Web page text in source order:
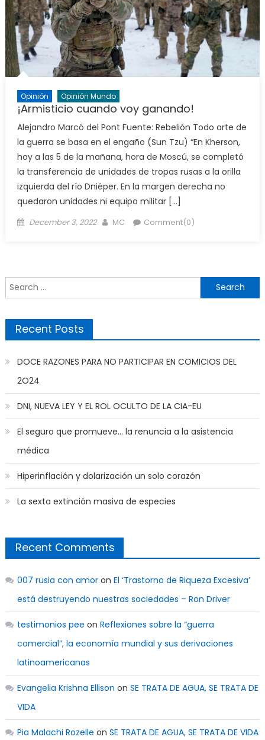
Opinión Opinión Mundo
¡Armisticio cuando voy ganando!
Alejandro Marcó del Pont Fuente: Rebelión Todo arte de
la guerra se basa en el engaño (Sun Tzu) “En Kherson,
hoy a las 5 de la mañana, hora de Moscú, se completó
la transferencia de unidades de tropas rusas a la orilla
izquierda del río Dniéper. En la margen derecha no
quedaron unidades ni equipo militar […]
Posted
December 3, 2022 Author
MC Comment(0)
Search
for:
Recent Posts
DOCE RAZONES PARA NO PARTICIPAR EN COMICIOS DEL
2O24
DNI, NUEVA LEY Y EL ROL OCULTO DE LA CIA-EU
El seguro que promueve… la renuncia a la asistencia
médica
Hiperinflación y dolarización un solo corazón
La sexta extinción masiva de especies
Recent Comments
007 rusia con amoron El ‘Trastorno de Riqueza Excesiva’
está destruyendo nuestras sociedades – Ron Driver
testimonios pee on Reflexiones sobre la “guerra
comercial”, la economía mundial y sus derivaciones
latinoamericanas
Evangelia Krishna Ellison on SE TRATA DE AGUA, SE TRATA DE
VIDA
Pia Malachi Rozelle on SE TRATA DE AGUA, SE TRATA DE VIDA